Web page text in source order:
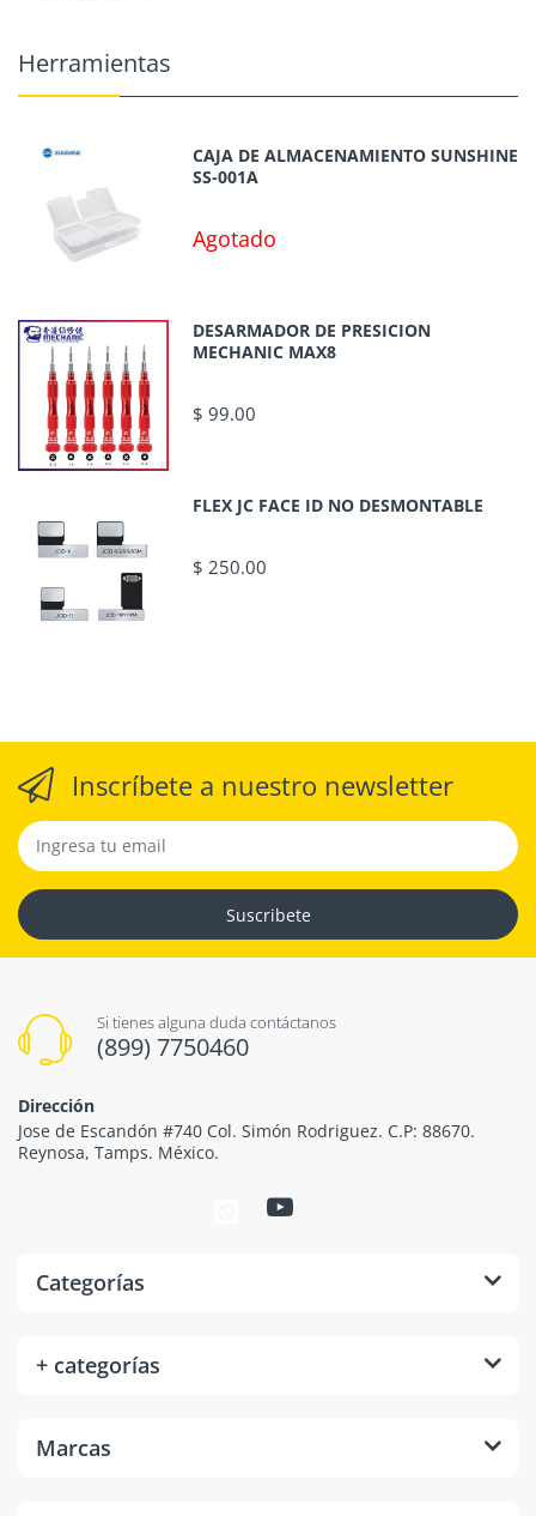
Herramientas
CAJA DE ALMACENAMIENTO SUNSHINE
SS-001A
Agotado
DESARMADOR DE PRESICION
MECHANIC MAX8
$ 99.00
FLEX JC FACE ID NO DESMONTABLE
$ 250.00
Inscríbete a nuestro newsletter
Suscribete
Si tienes alguna duda contáctanos
(899) 7750460
Dirección
Jose de Escandón #740 Col. Simón Rodriguez. C.P: 88670.
Reynosa, Tamps. México.
Categorías
+ categorías
Marcas